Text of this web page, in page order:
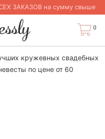
ЗАКАЗОВ на сумму свыше
0
кружевных свадебных
по цене от 60